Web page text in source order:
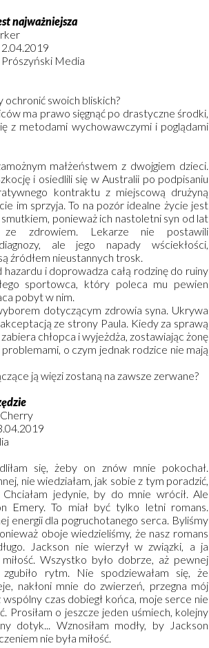
najważniejsza
2.04.2019
Prószyński Media
ochronić swoich bliskich?
ma prawo sięgnąć po drastyczne środki,
z metodami wychowawczymi i poglądami
małżeństwem z dwojgiem dzieci.
i osiedlili się w Australii po podpisaniu
kontraktu z miejscową drużyną
im sprzyja. To na pozór idealne życie jest
ponieważ ich nastoletni syn od lat
zdrowiem. Lekarze nie postawili
ale jego napady wściekłości,
źródłem nieustannych trosk.
i doprowadza całą rodzinę do ruiny
sportowca, który poleca mu pewien
pobyt w nim.
dotyczącym zdrowia syna. Ukrywa
ze strony Paula. Kiedy za sprawą
chłopca i wyjeżdża, zostawiając żonę
o czym jednak rodzice nie mają
ją więzi zostaną na zawsze zerwane?
się, żeby on znów mnie pokochał.
nie wiedziałam, jak sobie z tym poradzić,
jedynie, by do mnie wrócił. Ale
Emery. To miał być tylko letni romans.
energii dla pogruchotanego serca. Byliśmy
oboje wiedzieliśmy, że nasz romans
Jackson nie wierzył w związki, a ja
Wszystko było dobrze, aż pewnej
rytm. Nie spodziewałam się, że
nakłoni mnie do zwierzeń, przegna mój
czas dobiegł końca, moje serce nie
Prosiłam o jeszcze jeden uśmiech, kolejny
dotyk... Wznosiłam modły, by Jackson
nie była miłość.